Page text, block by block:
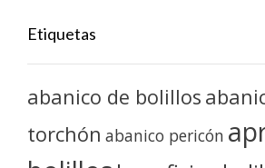
Etiquetas
abanico de bolillos
torchón abanico pericón